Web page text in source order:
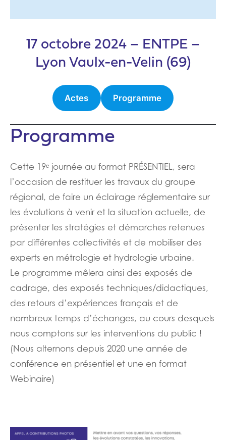
17 octobre 2024 – ENTPE –
Lyon Vaulx-en-Velin (69)
Actes Programme
Programme
Cette 19ᵉ journée au format PRÉSENTIEL, sera
l’occasion de restituer les travaux du groupe
régional, de faire un éclairage réglementaire sur
les évolutions à venir et la situation actuelle, de
présenter les stratégies et démarches retenues
par différentes collectivités et de mobiliser des
experts en métrologie et hydrologie urbaine.
Le programme mêlera ainsi des exposés de
cadrage, des exposés techniques/didactiques,
des retours d’expériences français et de
nombreux temps d’échanges, au cours desquels
nous comptons sur les interventions du public !
(Nous alternons depuis 2020 une année de
conférence en présentiel et une en format
Webinaire)